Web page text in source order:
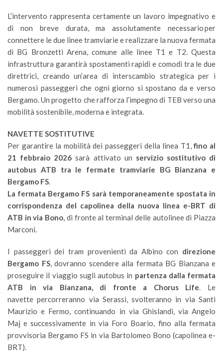
L’intervento rappresenta certamente un lavoro impegnativo e
di non breve durata, ma assolutamente necessario per
connettere le due linee tramviarie e realizzare la nuova fermata
di BG Bronzetti Arena, comune alle linee T1 e T2. Questa
infrastruttura garantirà spostamenti rapidi e comodi tra le due
direttrici, creando un’area di interscambio strategica per i
numerosi passeggeri che ogni giorno si spostano da e verso
Bergamo. Un progetto che rafforza l’impegno di TEB verso una
mobilità sostenibile, moderna e integrata.
NAVETTE SOSTITUTIVE
Per garantire la mobilità dei passeggeri della linea T1,fino al
21 febbraio 2026 sarà attivato un servizio sostitutivo di
autobus ATB tra le fermate tramviarie BG Bianzana e
Bergamo FS.
La fermata Bergamo FS sarà temporaneamente spostata in
corrispondenza del capolinea della nuova linea e-BRT di
ATB in via Bono, di fronte al terminal delle autolinee di Piazza
Marconi.
I passeggeri dei tram provenienti da Albino con direzione
Bergamo FS, dovranno scendere alla fermata BG Bianzana e
proseguire il viaggio sugli autobus in partenza dalla fermata
ATB in via Bianzana, di fronte a Chorus Life. Le
navette percorreranno via Serassi, svolteranno in via Santi
Maurizio e Fermo, continuando in via Ghislandi, via Angelo
Maj e successivamente in via Foro Boario, fino alla fermata
provvisoria Bergamo FS in via Bartolomeo Bono (capolinea e-
BRT).